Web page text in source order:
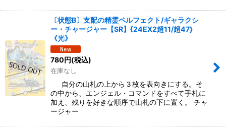
〔状態B〕支配の精霊ペルフェクト/ギャラクシ
ー・チャージャー【SR】{24EX2超11/超47}
《光》
780円(税込)
在庫なし
自分の山札の上から３枚を表向きにする。そ
の中から、エンジェル・コマンドをすべて手札に
加え、残りを好きな順序で山札の下に置く。 チャ
ージャー